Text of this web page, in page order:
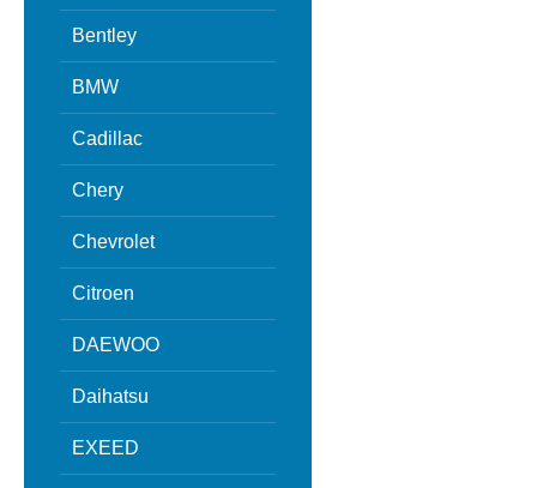
Bentley
BMW
Cadillac
Chery
Chevrolet
Citroen
DAEWOO
Daihatsu
EXEED